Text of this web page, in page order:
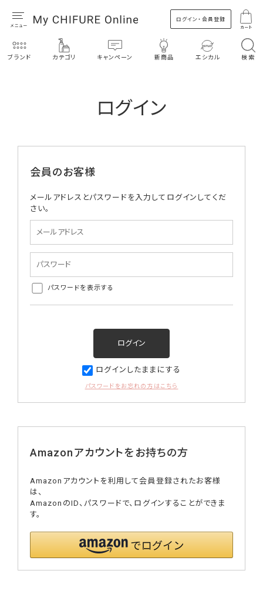
ログイン・会員登録
カート
ブランド カテゴリ キャンペーン 新商品 エシカル 検索
ログイン
会員のお客様
メールアドレスとパスワードを入力してログインしてくだ
さい。
パスワードを表示する
ログインしたままにする
パスワードをお忘れの方はこちら
Amazonアカウントをお持ちの方
Amazonアカウントを利用して会員登録されたお客様
は、
AmazonのID、パスワードで、ログインすることができま
す。